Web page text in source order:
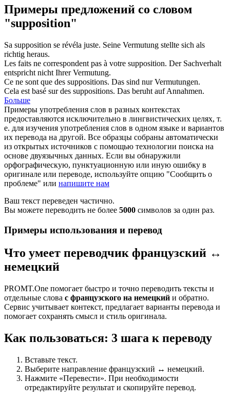
Примеры предложений со словом
"supposition"
Sa supposition se révéla juste. Seine Vermutung stellte sich als
richtig heraus.
Les faits ne correspondent pas à votre supposition. Der Sachverhalt
entspricht nicht IhrerVermutung.
Ce ne sont que des suppositions. Das sind nurVermutungen.
Cela est basé sur des suppositions. Das beruht aufAnnahmen.
Больше
Примеры употребления слов в разных контекстах
предоставляются исключительно в лингвистических целях, т.
е. для изучения употребления слов в одном языке и вариантов
их перевода на другой. Все образцы собраны автоматически
из открытых источников с помощью технологии поиска на
основе двуязычных данных. Если вы обнаружили
орфографическую, пунктуационную или иную ошибку в
оригинале или переводе, используйте опцию "Сообщить о
проблеме" или напишите нам
Ваш текст переведен частично.
Вы можете переводить не более 5000 символов за один раз.
Примеры использования и перевод
Что умеет переводчик французский ↔
немецкий
PROMT.One помогает быстро и точно переводить тексты и
отдельные слова с французского на немецкий и обратно.
Сервис учитывает контекст, предлагает варианты перевода и
помогает сохранять смысл и стиль оригинала.
Как пользоваться: 3 шага к переводу
Вставьте текст.
Выберите направление французский ↔ немецкий.
Нажмите «Перевести». При необходимости
отредактируйте результат и скопируйте перевод.